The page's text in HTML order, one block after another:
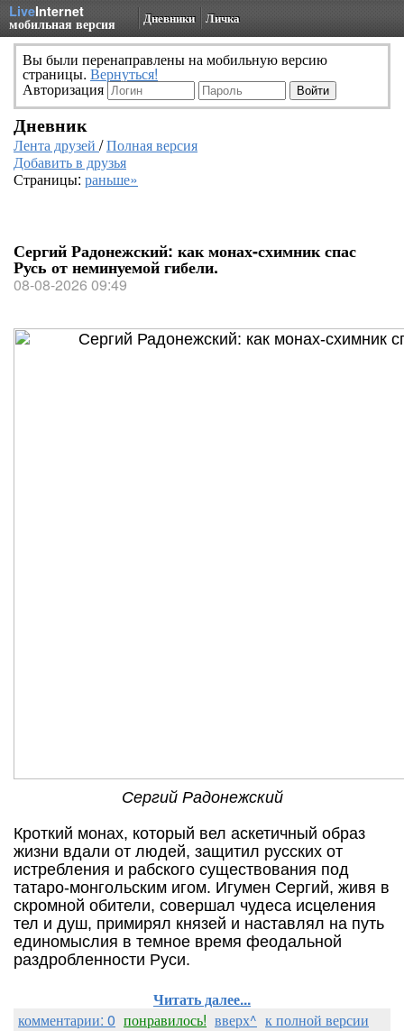
LiveInternet
мобильная версия Дневники Личка
Вы были перенаправлены на мобильную версию
страницы. Вернуться!
Авторизация
Дневник
Лента друзей /Полная версия
Добавить в друзья
Страницы: раньше»
Сергий Радонежский: как монах-схимник спас
Русь от неминуемой гибели.
08-08-2026 09:49
Сергий Радонежский
Кроткий монах, который вел аскетичный образ
жизни вдали от людей, защитил русских от
истребления и рабского существования под
татаро-монгольским игом. Игумен Сергий, живя в
скромной обители, совершал чудеса исцеления
тел и душ, примирял князей и наставлял на путь
единомыслия в темное время феодальной
раздробленности Руси.
Читать далее...
комментарии: 0 понравилось! вверх^ к полной версии